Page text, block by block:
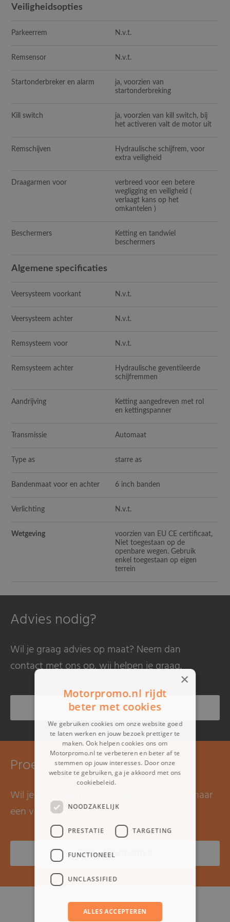
Veiligheidsopties
Parkeerrem N.v.t.
Remsensor N.v.t.
Startonderbreker en alarm
ja, voorzien van
startonderbreking
Kill switch
ja, voorzien van kill switch, bij
het activeren valt de motor uit
Remschijven
Hydraulische schijfrem, voor
extra veiligheid
Draagarmen voor
verbreed voor een betere
wegligging en veiligheid (
verlaagt kans op het
omkantelen )
Beschermers
Ketting en tandwiel
beschermers
Algemene specificaties
Veersysteem voorkant N.v.t.
Veersysteem achter N.v.t.
Remsysteem voor N.v.t.
Remsysteem achter
Hydraulische geventileerde
schijfremmen
Aandrijving
Ketting aangedreven met rol
en kettingspanner
Transmissie Automaat
Type as starre as
Bandenmaat voor en achter 6 inch banden
Verlichting N.v.t.
Wetgeving
voorzien van EU CE certificaat,
Niet toegestaan op de
openbare wegen. Gebruik
enkel toegestaan op eigen
terrein
Advies nodig?
Wil je graag advies op maat? Neem dan
contact met ons op, wij helpen je graag.
Bel mij terug >
Proefrit maken?
Wil je graag een proefrit maken? Kom dan naar
een van onze showrooms.
Onze showrooms >
×
Motorpromo.nl rijdt
beter met cookies
We gebruiken cookies om onze website goed
te laten werken en jouw bezoek prettiger te
maken. Ook helpen cookies ons om
Motorpromo.nl te verbeteren en beter af te
stemmen op jouw interesses. Door onze
website te gebruiken, ga je akkoord met ons
cookiebeleid.
NOODZAKELIJK
PRESTATIE TARGETING
FUNCTIONEEL
UNCLASSIFIED
ALLES ACCEPTEREN